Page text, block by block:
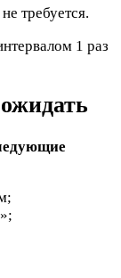
требуется.
1 раз